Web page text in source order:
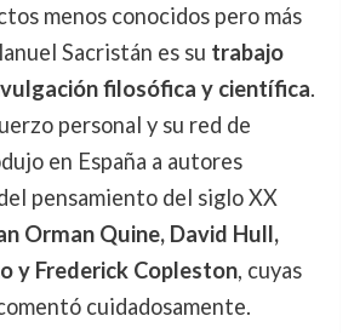
menos conocidos pero más
Sacristán es su trabajo
filosófica y científica.
personal y su red de
en España a autores
pensamiento del siglo XX
Orman Quine, David Hull,
y Frederick Copleston, cuyas
cuidadosamente.